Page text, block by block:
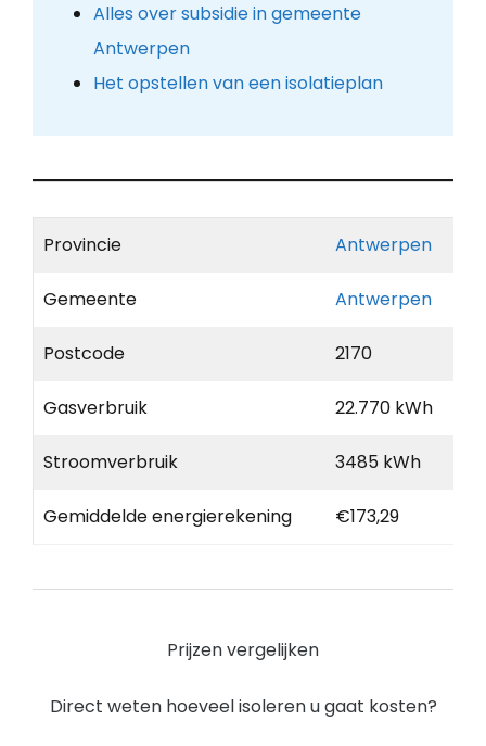
Alles over subsidie in gemeente
Antwerpen
Het opstellen van een isolatieplan
Provincie Antwerpen
Gemeente Antwerpen
Postcode 2170
Gasverbruik 22.770 kWh
Stroomverbruik 3485 kWh
Gemiddelde energierekening €173,29
Prijzen vergelijken
Direct weten hoeveel isoleren u gaat kosten?